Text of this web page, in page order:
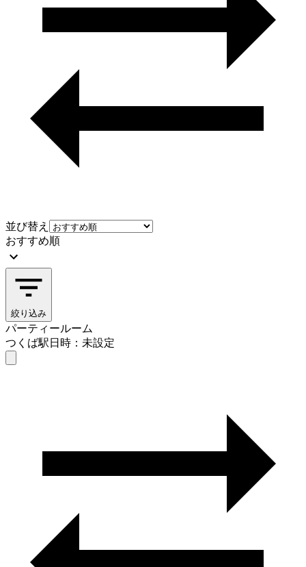
並び替え
おすすめ順
絞り込み
パーティールーム
つくば駅日時：未設定